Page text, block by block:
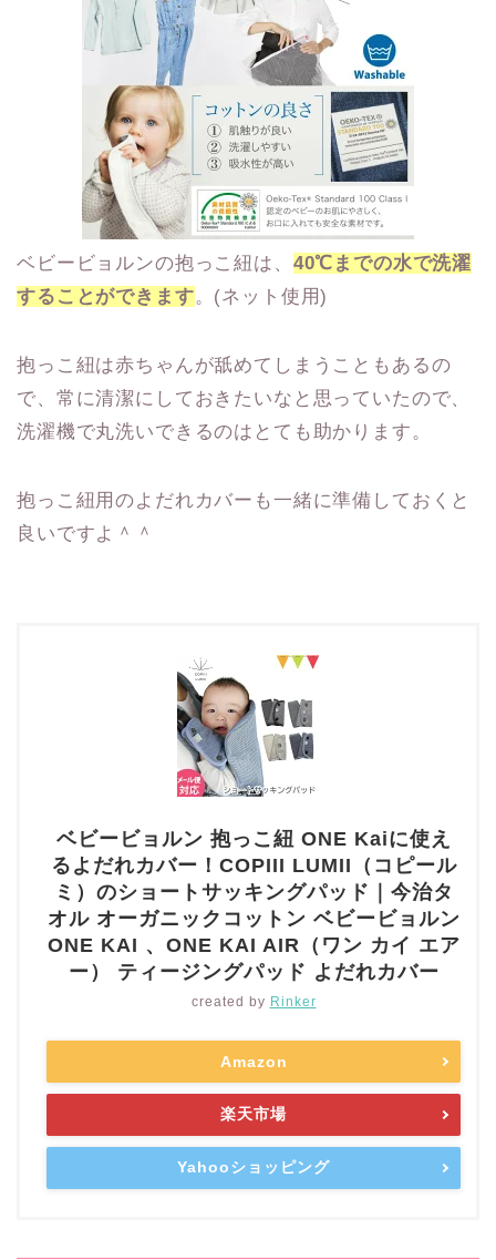
ベビービョルンの抱っこ紐は、 40℃までの水で洗濯
することができます。(ネット使用)
抱っこ紐は赤ちゃんが舐めてしまうこともあるの
で、常に清潔にしておきたいなと思っていたので、
洗濯機で丸洗いできるのはとても助かります。
抱っこ紐用のよだれカバーも一緒に準備しておくと
良いですよ＾＾
ベビービョルン 抱っこ紐 ONE Kaiに使え
るよだれカバー！COPIII LUMII（コピール
ミ）のショートサッキングパッド｜今治タ
オル オーガニックコットン ベビービョルン
ONE KAI 、ONE KAI AIR（ワン カイ エア
ー） ティージングパッド よだれカバー
created by Rinker
Amazon
楽天市場
Yahooショッピング